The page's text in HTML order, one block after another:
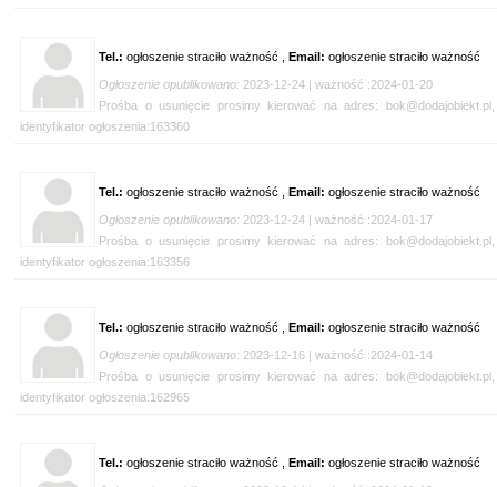
Tel.: ogłoszenie straciło ważność , Email: ogłoszenie straciło ważność
Ogłoszenie opublikowano: 2023-12-24 | ważność :2024-01-20
Prośba o usunięcie prosimy kierować na adres: bok@dodajobiekt.pl,
identyfikator ogłoszenia:163360
Tel.: ogłoszenie straciło ważność , Email: ogłoszenie straciło ważność
Ogłoszenie opublikowano: 2023-12-24 | ważność :2024-01-17
Prośba o usunięcie prosimy kierować na adres: bok@dodajobiekt.pl,
identyfikator ogłoszenia:163356
Tel.: ogłoszenie straciło ważność , Email: ogłoszenie straciło ważność
Ogłoszenie opublikowano: 2023-12-16 | ważność :2024-01-14
Prośba o usunięcie prosimy kierować na adres: bok@dodajobiekt.pl,
identyfikator ogłoszenia:162965
Tel.: ogłoszenie straciło ważność , Email: ogłoszenie straciło ważność